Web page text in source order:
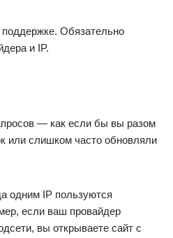
Обязательно
и IP.
— как если бы вы разом
или слишком часто обновляли
одним IP пользуются
если ваш провайдер
вы открываете сайт с